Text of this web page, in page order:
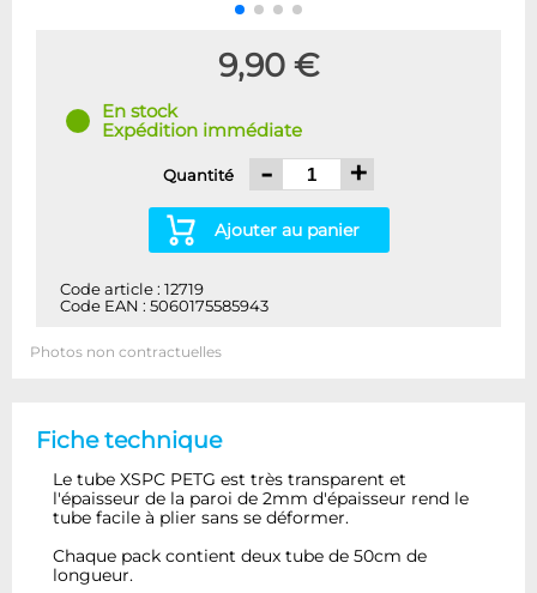
9,90 €
En stock
Expédition immédiate
Quantité - +
Ajouter au panier
Code article : 12719
Code EAN : 5060175585943
Photos non contractuelles
Fiche technique
Le tube XSPC PETG est très transparent et
l'épaisseur de la paroi de 2mm d'épaisseur rend le
tube facile à plier sans se déformer.
Chaque pack contient deux tube de 50cm de
longueur.